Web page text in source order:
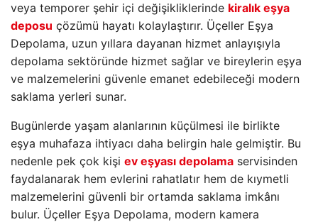
veya temporer şehir içi değişikliklerinde kiralık eşya
deposu çözümü hayatı kolaylaştırır. Üçeller Eşya
Depolama, uzun yıllara dayanan hizmet anlayışıyla
depolama sektöründe hizmet sağlar ve bireylerin eşya
ve malzemelerini güvenle emanet edebileceği modern
saklama yerleri sunar.
Bugünlerde yaşam alanlarının küçülmesi ile birlikte
eşya muhafaza ihtiyacı daha belirgin hale gelmiştir. Bu
nedenle pek çok kişi ev eşyası depolama servisinden
faydalanarak hem evlerini rahatlatır hem de kıymetli
malzemelerini güvenli bir ortamda saklama imkânı
bulur. Üçeller Eşya Depolama, modern kamera